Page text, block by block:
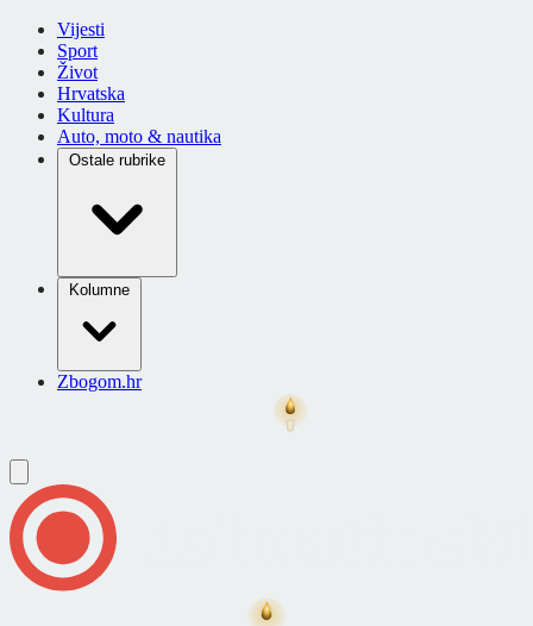
Vijesti
Sport
Život
Hrvatska
Kultura
Auto, moto & nautika
Ostale rubrike
Kolumne
Zbogom.hr